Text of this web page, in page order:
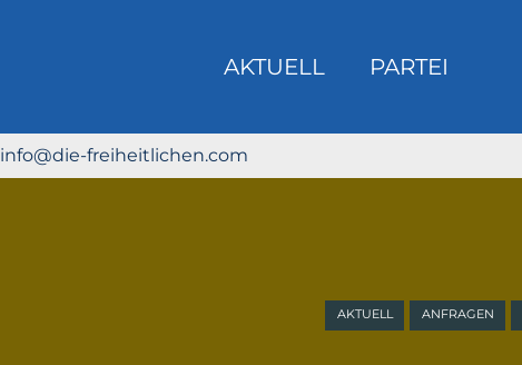
AKTUELL PARTEI
info@die-freiheitlichen.com
AKTUELL ANFRAGEN